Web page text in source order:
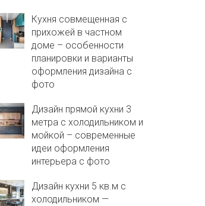
Кухня совмещенная с
прихожей в частном
доме – особенности
планировки и варианты
оформления дизайна с
фото
Дизайн прямой кухни 3
метра с холодильником и
мойкой – современные
идеи оформления
интерьера с фото
Дизайн кухни 5 кв.м с
холодильником —